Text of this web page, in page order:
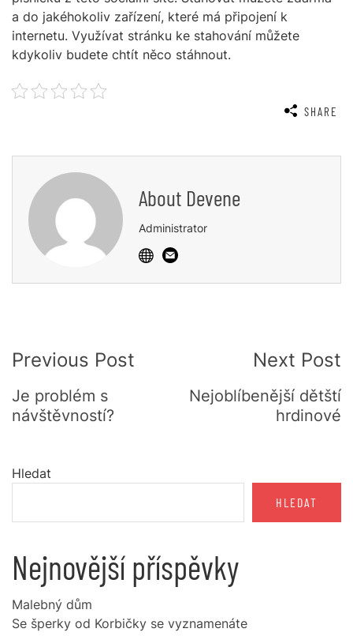
a do jakéhokoliv zařízení, které má připojení k
internetu. Využívat stránku ke stahování můžete
kdykoliv budete chtít něco stáhnout.
SHARE
About Devene
Administrator
Navigation
Previous Post
Je problém s
návštěvností?
Next Post
Nejoblíbenější dětští
hrdinové
Hledat
HLEDAT
Nejnovější příspěvky
Malebný dům
Se šperky od Korbičky se vyznamenáte